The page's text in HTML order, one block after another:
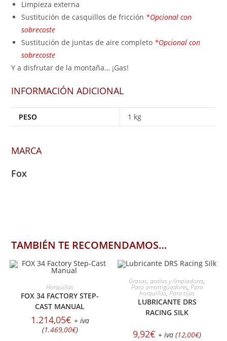
Limpieza externa
Sustitución de casquillos de fricción *Opcional con
sobrecoste
Sustitución de juntas de aire completo *Opcional con
sobrecoste
Y a disfrutar de la montaña… ¡Gas!
INFORMACIÓN ADICIONAL
PESO 1 kg
MARCA
Fox
TAMBIÉN TE RECOMENDAMOS…
AÑADIR AL CARRITO
Horquillas
FOX 34 FACTORY STEP-
CAST MANUAL
1.214,05€ + iva
(1.469,00€)
AÑADIR AL CARRITO
Grasas, aceites y limpiadores,
Para amortiguadores, Para
horquillas,Para tijas
LUBRICANTE DRS
RACING SILK
9,92€ + iva (12,00€)